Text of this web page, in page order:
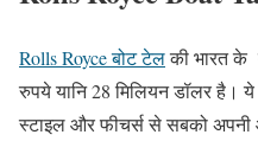
Rolls Royce बोट टेलकी भारत के
रुपये यानि 28 मिलियन डॉलर है।
स्टाइल और फीचर्स से सबको अपनी